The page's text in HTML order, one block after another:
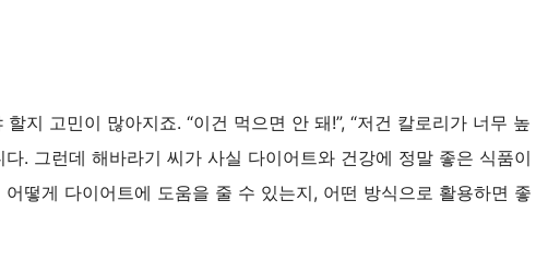
지 고민이 많아지죠. “이건 먹으면 안 돼!”, “저건 칼로리가 너무 높
. 그런데 해바라기 씨가 사실 다이어트와 건강에 정말 좋은 식품이
떻게 다이어트에 도움을 줄 수 있는지, 어떤 방식으로 활용하면 좋